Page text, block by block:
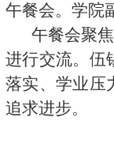
午餐会。 学院
午餐会聚
进行交流。伍
落实、学业压
追求进步。